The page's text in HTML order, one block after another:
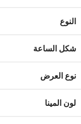
النوع
شكل الساعة
نوع العرض
لون المينا